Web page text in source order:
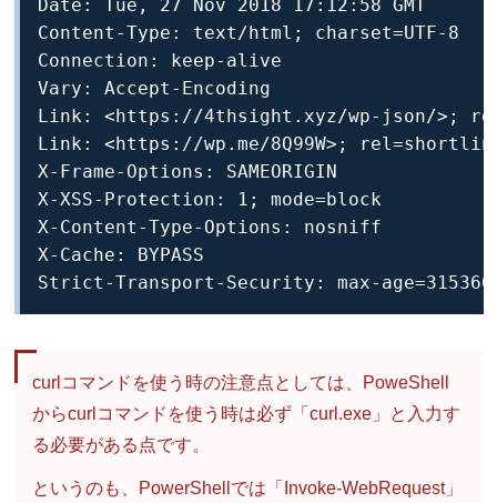
Date: Tue, 27 Nov 2018 17:12:58 GMT
Content-Type: text/html; charset=UTF-8
Connection: keep-alive
Vary: Accept-Encoding
Link: <https://4thsight.xyz/wp-json/>;
Link: <https://wp.me/8Q99W>;
X-Frame-Options: SAMEORIGIN
X-XSS-Protection: 1; mode=block
X-Content-Type-Options: nosniff
X-Cache: BYPASS
Strict-Transport-Security: max-
curlコマンドを使う時の注意点としては、PoweShell
からcurlコマンドを使う時は必ず「curl.exe」と入力す
る必要がある点です。
というのも、PowerShellでは「Invoke-WebRequest」